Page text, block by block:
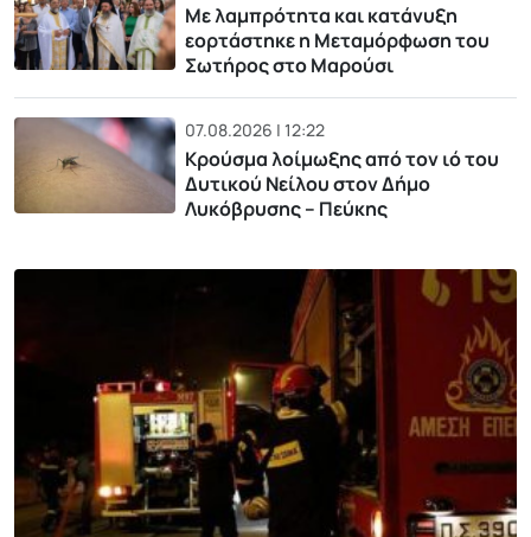
Με λαμπρότητα και κατάνυξη
εορτάστηκε η Μεταμόρφωση του
Σωτήρος στο Μαρούσι
07.08.2026 | 12:22
Κρούσμα λοίμωξης από τον ιό του
Δυτικού Νείλου στον Δήμο
Λυκόβρυσης – Πεύκης